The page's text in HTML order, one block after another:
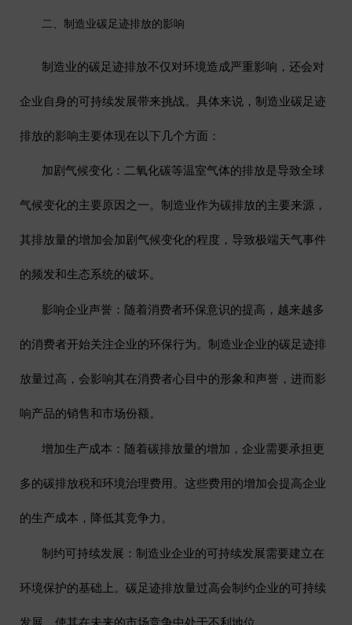
二、制造业碳足迹排放的影响
制造业的碳足迹排放不仅对环境造成严重影响，还会对
企业自身的可持续发展带来挑战。具体来说，制造业碳足迹
排放的影响主要体现在以下几个方面：
加剧气候变化 ：二氧化碳等温室气体的排放是导致全球
气候变化的主要原因之一。制造业作为碳排放的主要来源，
其排放量的增加会加剧气候变化的程度，导致极端天气事件
的频发和生态系统的破坏。
影响企业声誉 ：随着消费者环保意识的提高，越来越多
的消费者开始关注企业的环保行为。制造业企业的碳足迹排
放量过高，会影响其在消费者心目中的形象和声誉，进而影
响产品的销售和市场份额。
增加生产成本 ：随着碳排放量的增加，企业需要承担更
多的碳排放税和环境治理费用。这些费用的增加会提高企业
的生产成本，降低其竞争力。
制约可持续发展 ：制造业企业的可持续发展需要建立在
环境保护的基础上。碳足迹排放量过高会制约企业的可持续
发展，使其在未来的市场竞争中处于不利地位。